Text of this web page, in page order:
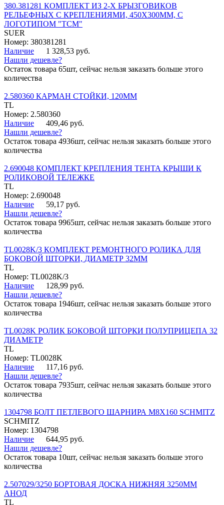
380.381281 КОМПЛЕКТ ИЗ 2-Х БРЫЗГОВИКОВ
РЕЛЬЕФНЫХ С КРЕПЛЕНИЯМИ, 450Х300ММ, С
ЛОГОТИПОМ "ТСМ"
SUER
Номер: 380381281
Наличие
1 328,53 руб.
Нашли дешевле?
Остаток товара 65шт, сейчас нельзя заказать больше этого
количества
2.580360 КАРМАН СТОЙКИ, 120ММ
TL
Номер: 2.580360
Наличие
409,46 руб.
Нашли дешевле?
Остаток товара 4936шт, сейчас нельзя заказать больше этого
количества
2.690048 КОМПЛЕКТ КРЕПЛЕНИЯ ТЕНТА КРЫШИ К
РОЛИКОВОЙ ТЕЛЕЖКЕ
TL
Номер: 2.690048
Наличие
59,17 руб.
Нашли дешевле?
Остаток товара 9965шт, сейчас нельзя заказать больше этого
количества
TL0028K/3 КОМПЛЕКТ РЕМОНТНОГО РОЛИКА ДЛЯ
БОКОВОЙ ШТОРКИ, ДИАМЕТР 32ММ
TL
Номер: TL0028K/3
Наличие
128,99 руб.
Нашли дешевле?
Остаток товара 1946шт, сейчас нельзя заказать больше этого
количества
TL0028K РОЛИК БОКОВОЙ ШТОРКИ ПОЛУПРИЦЕПА 32
ДИАМЕТР
TL
Номер: TL0028K
Наличие
117,16 руб.
Нашли дешевле?
Остаток товара 7935шт, сейчас нельзя заказать больше этого
количества
1304798 БОЛТ ПЕТЛЕВОГО ШАРНИРА М8Х160 SCHMITZ
SCHMITZ
Номер: 1304798
Наличие
644,95 руб.
Нашли дешевле?
Остаток товара 10шт, сейчас нельзя заказать больше этого
количества
2.507029/3250 БОРТОВАЯ ДОСКА НИЖНЯЯ 3250ММ
АНОД
TL